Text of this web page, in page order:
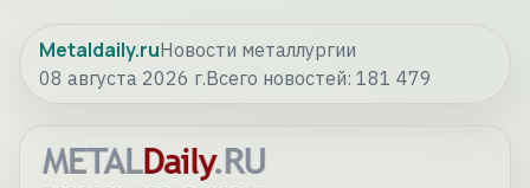
Metaldaily.ruНовости металлургии
08 августа 2026 г.Всего новостей: 181 479